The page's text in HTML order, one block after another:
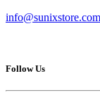
info@sunixstore.com
Follow Us